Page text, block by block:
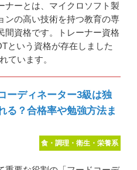
ナーとは、マイクロソフト製
ンの高い技術を持つ教育の専
間資格です。トレーナー資格
という資格が存在しました
ています。
ーディネーター3級は独
る？合格率や勉強方法ま
食・調理・衛生・栄養系